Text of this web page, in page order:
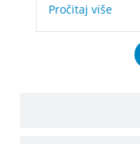
Pročitaj više